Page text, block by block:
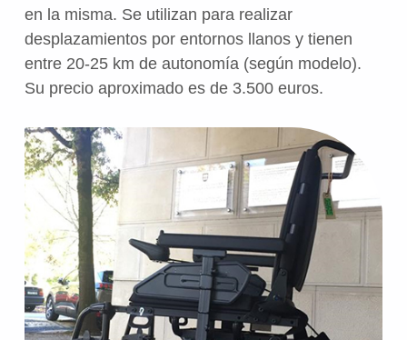
en la misma. Se utilizan para realizar
desplazamientos por entornos llanos y tienen
entre 20-25 km de autonomía (según modelo).
Su precio aproximado es de 3.500 euros.